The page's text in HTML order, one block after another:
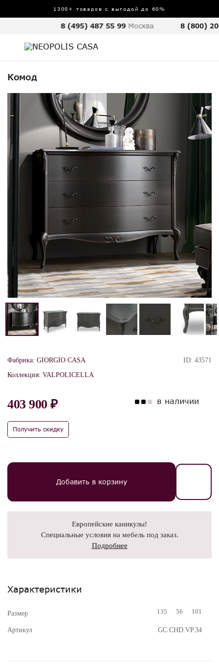
1300+ товаров с выгодой до 60%
8 (495) 487 55 99 Москва 8 (800)
Комод
Фабрика: GIORGIO CASA
Коллекция: VALPOLICELLA
ID: 43571
403 900 ₽
Получить скидку
в наличии
Добавить в корзину
Европейские каникулы!
Специальные условия на мебель под заказ.
Подробнее
Характеристики
Размер 135 56 101
Артикул GC.CHD.VP.34